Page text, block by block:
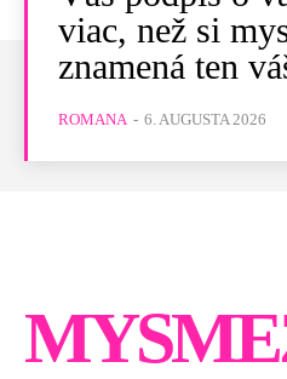
viac, než si
znamená ten
ROMANA - 6. AUGUSTA 2026